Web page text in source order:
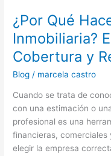
¿Por Qué
Inmobiliaria?
Cobertura y
Blog / marcela castro
Cuando se trata de
con una estimación o
profesional es una
financieras, comerciales
elegir la empresa